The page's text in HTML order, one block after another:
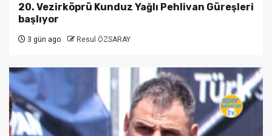
20. Vezirköprü Kunduz Yağlı Pehlivan Güreşleri
başlıyor
3 gün ago Resul ÖZSARAY